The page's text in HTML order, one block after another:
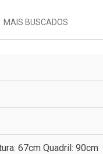
MAIS BUSCADOS
67cm Quadril: 90cm